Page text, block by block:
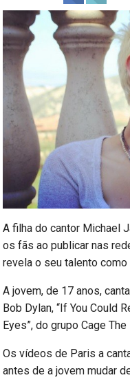
A filha do cantor Michael
os fãs ao publicar nas
revela o seu talento como
A jovem, de 17 anos, canta
Bob Dylan, “If You Could
Eyes”, do grupo Cage The
Os vídeos de Paris a
antes de a jovem mudar